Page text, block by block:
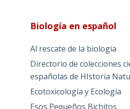
Biología en español
Al rescate de la biología
Directorio de colecciones
españolas de HIstoria
Ecotoxicología y Ecología
Esos Pequeños Bichitos